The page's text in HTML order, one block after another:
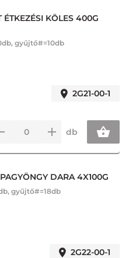
ÉTKEZÉSI KÖLES 400G
gyűjtő#=10db
2G21-00-1
db
DARA 4X100G
gyűjtő#=18db
2G22-00-1